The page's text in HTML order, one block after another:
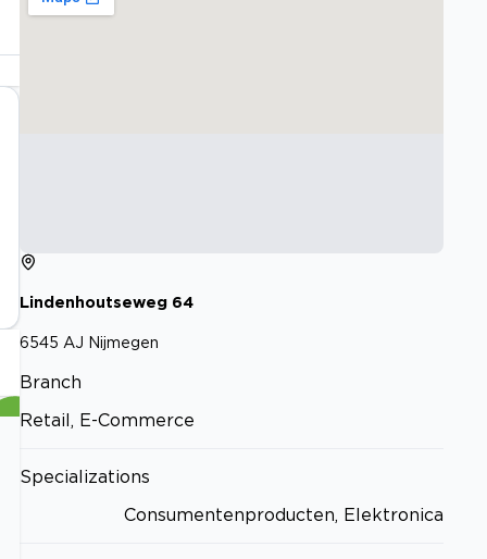
Lindenhoutseweg 64
6545 AJ Nijmegen
Branch
Retail, E-Commerce
Specializations
Consumentenproducten, Elektronica